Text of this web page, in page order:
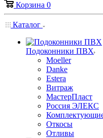
Корзина 0
Каталог
Подоконники ПВХ
Moeller
Danke
Estera
Витраж
МастерПласт
Россия ЭЛЕКС
Откосы
Отливы